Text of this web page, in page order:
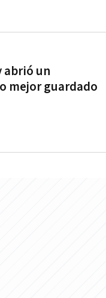
abrió un
mejor guardado